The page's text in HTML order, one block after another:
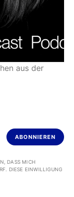
aus der
ABONNIEREN
DASS MICH
DIESE EINWILLIGUNG